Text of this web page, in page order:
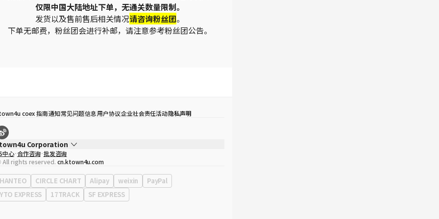
仅限中国大陆地址下单，无通关数量限制。
发货以及售前售后相关情况请咨询粉丝团。
下单无邮费，粉丝团会进行补邮，请注意参考粉丝团公告。
coex 指南通知常见问题信息用户协议企业社会责任活动隐私声明
Corporation
宋効珉
业执照 120-87-71116
地址 首尔特别市 江南区 岭东大路 513号 3楼 （三成洞， coex)
中心 合作咨询 批发咨询
rights reserved. cn.ktown4u.com
HANTEO CIRCLE CHART Alipay weixin
PayPal
YTO EXPRESS
17TRACK SF EXPRESS